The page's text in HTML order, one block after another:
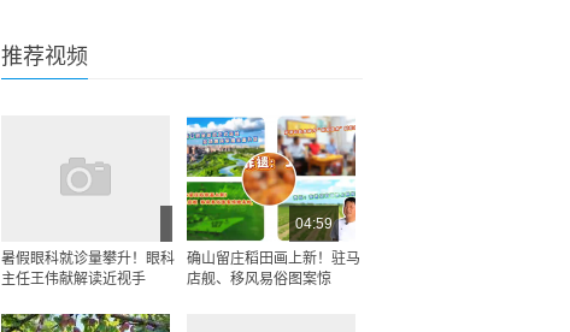
推荐视频
暑假眼科就诊量攀升！眼科
主任王伟献解读近视手
04:59
确山留庄稻田画上新！驻马
店舰、移风易俗图案惊